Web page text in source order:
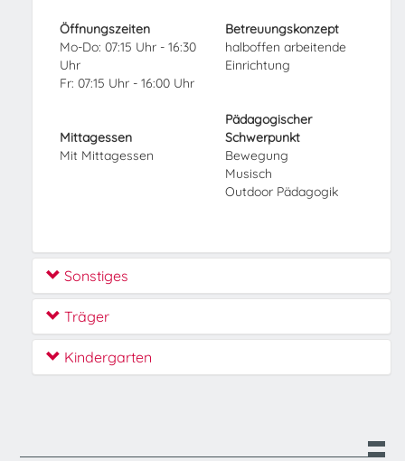
Öffnungszeiten
Mo-Do: 07:15 Uhr - 16:30
Uhr
Fr: 07:15 Uhr - 16:00 Uhr
Mittagessen
Mit Mittagessen
Betreuungskonzept
halboffen arbeitende
Einrichtung
Pädagogischer
Schwerpunkt
Bewegung
Musisch
Outdoor Pädagogik
Sonstiges
Träger
Kindergarten